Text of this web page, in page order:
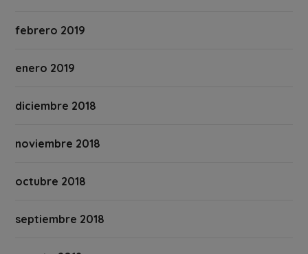
febrero 2019
enero 2019
diciembre 2018
noviembre 2018
octubre 2018
septiembre 2018